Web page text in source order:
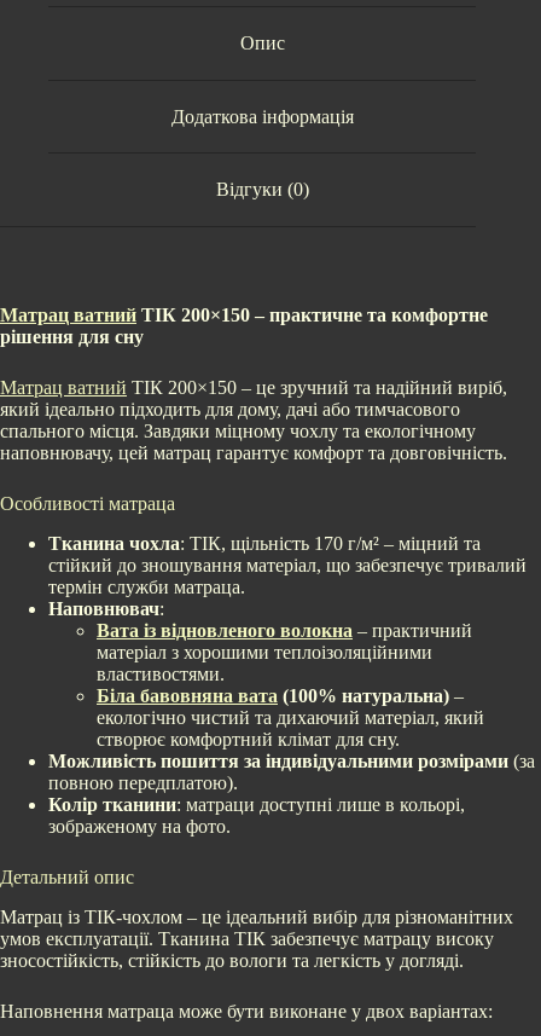
Опис
Додаткова інформація
Відгуки (0)
Матрац ватний ТІК 200×150 – практичне та комфортне
рішення для сну
Матрац ватний ТІК 200×150 – це зручний та надійний виріб,
який ідеально підходить для дому, дачі або тимчасового
спального місця. Завдяки міцному чохлу та екологічному
наповнювачу, цей матрац гарантує комфорт та довговічність.
Особливості матраца
Тканина чохла: ТІК, щільність 170 г/м² – міцний та
стійкий до зношування матеріал, що забезпечує тривалий
термін служби матраца.
Наповнювач:
Вата із відновленого волокна – практичний
матеріал з хорошими теплоізоляційними
властивостями.
Біла бавовняна вата (100% натуральна) –
екологічно чистий та дихаючий матеріал, який
створює комфортний клімат для сну.
Можливість пошиття за індивідуальними розмірами (за
повною передплатою).
Колір тканини: матраци доступні лише в кольорі,
зображеному на фото.
Детальний опис
Матрац із ТІК-чохлом – це ідеальний вибір для різноманітних
умов експлуатації. Тканина ТІК забезпечує матрацу високу
зносостійкість, стійкість до вологи та легкість у догляді.
Наповнення матраца може бути виконане у двох варіантах: